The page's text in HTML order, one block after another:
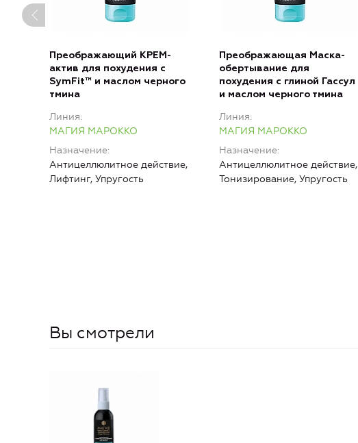
Преображающий КРЕМ-
актив для похудения с
SymFit™ и маслом черного
тмина
Линия
МАГИЯ МАРОККО
Назначение
Антицеллюлитное действие,
Лифтинг, Упругость
Преображающая Маска-
обертывание для
похудения с глиной Гассул
и маслом черного тмина
Линия
МАГИЯ МАРОККО
Назначение
Антицеллюлитное действие,
Тонизирование, Упругость
Вы смотрели